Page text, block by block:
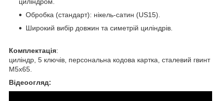
Обробка (стандарт): нікель-сатин (US15).
Широкий вибір довжин та симетрій циліндрів.
Комплектація:
циліндр, 5 ключів, персональна кодова картка, сталевий гвинт
М5х65.
Відеоогляд: